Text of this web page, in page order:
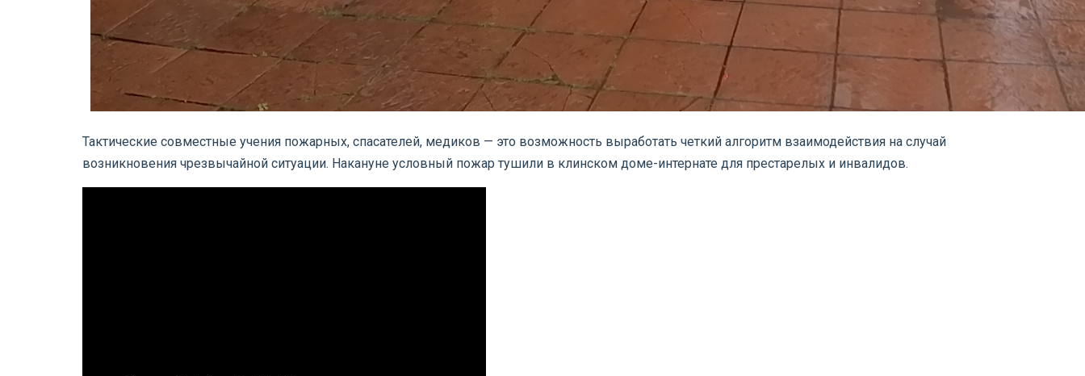
Тактические совместные учения пожарных, спасателей, медиков — это возможность выработать четкий алгоритм взаимодействия на случай
возникновения чрезвычайной ситуации. Накануне условный пожар тушили в клинском доме-интернате для престарелых и инвалидов.